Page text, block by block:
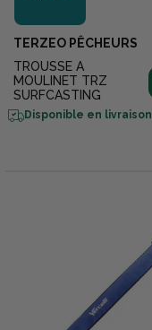
TERZEO PÊCHEURS
TROUSSE A
MOULINET TRZ
SURFCASTING
Disponible en livraison